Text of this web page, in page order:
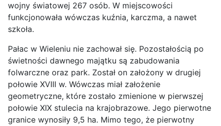
wojny światowej 267 osób. W miejscowości
funkcjonowała wówczas kuźnia, karczma, a nawet
szkoła.
Pałac w Wieleniu nie zachował się. Pozostałością po
świetności dawnego majątku są zabudowania
folwarczne oraz park. Został on założony w drugiej
połowie XVIII w. Wówczas miał założenie
geometryczne, które zostało zmienione w pierwszej
połowie XIX stulecia na krajobrazowe. Jego pierwotne
granice wynosiły 9,5 ha. Mimo tego, że pierwotny